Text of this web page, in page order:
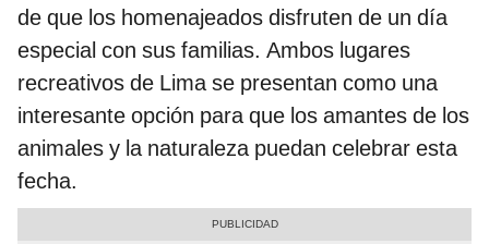
de que los homenajeados disfruten de un día
especial con sus familias. Ambos lugares
recreativos de Lima se presentan como una
interesante opción para que los amantes de los
animales y la naturaleza puedan celebrar esta
fecha.